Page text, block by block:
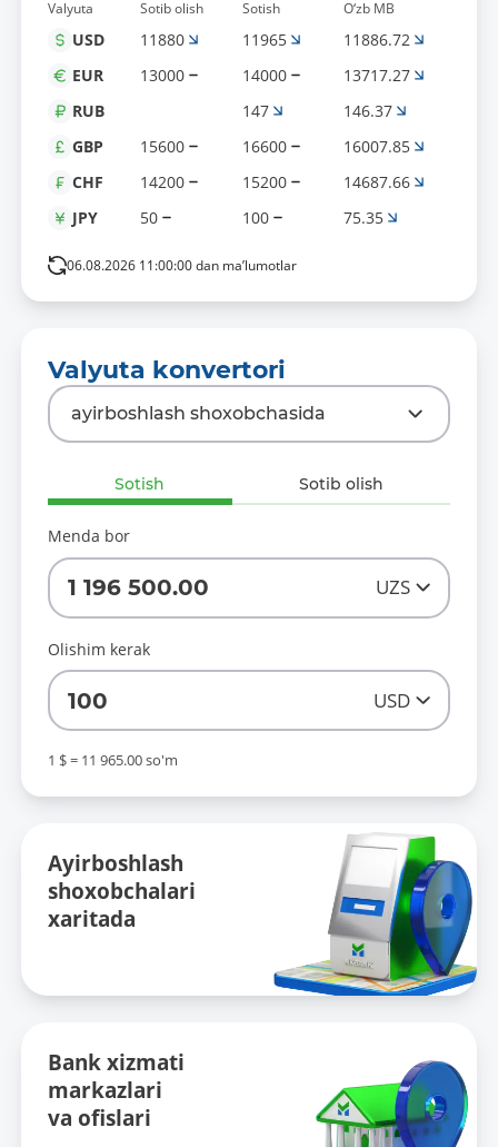
Valyuta Sotib olish Sotish O‘zb MB
USD 11880 11965
11886.72
EUR
13000 14000
13717.27
RUB
147
146.37
GBP
15600 16600
16007.85
CHF
14200 15200
14687.66
JPY
50 100 75.35
06.08.2026 11:00:00 dan ma’lumotlar
Valyuta konvertori
ayirboshlash shoxobchasida
Sotish Sotib olish
Menda bor
1 196 500.00 UZS
Olishim kerak
100 USD
1 $ = 11 965.00 so'm
Ayirboshlash
shoxobchalari
xaritada
Bank xizmati
markazlari
va ofislari